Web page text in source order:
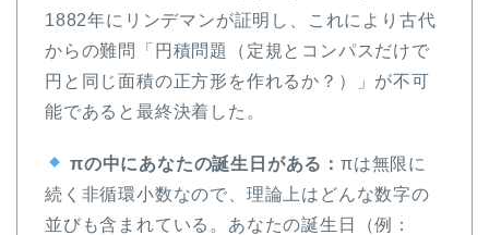
1882年にリンデマンが証明し、これにより古代
からの難問「円積問題（定規とコンパスだけで
円と同じ面積の正方形を作れるか？）」が不可
能であると最終決着した。
πの中にあなたの誕生日がある：πは無限に
続く非循環小数なので、理論上はどんな数字の
並びも含まれている。あなたの誕生日（例：